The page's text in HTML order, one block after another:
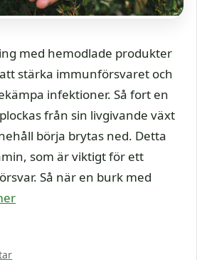
med hemodlade produkter
stärka immunförsvaret och
infektioner. Så fort en
från sin livgivande växt
börja brytas ned. Detta
som är viktigt för ett
Så när en burk med